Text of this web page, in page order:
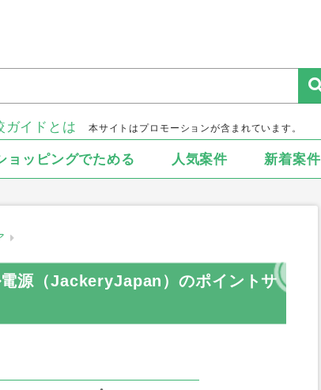
ガイドとは 本サイトはプロモーションが含まれています。
ョッピングでためる 人気案件 新着案件
源（JackeryJapan）のポイントサ